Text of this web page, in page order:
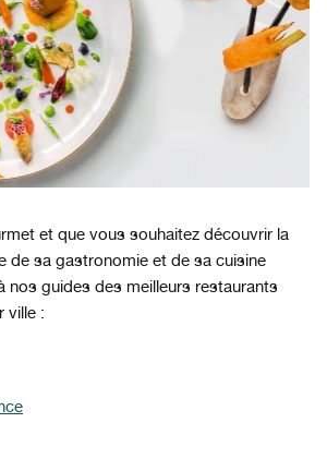
et que vous souhaitez découvrir la
de sa gastronomie et de sa cuisine
nos guides des meilleurs restaurants
ville :